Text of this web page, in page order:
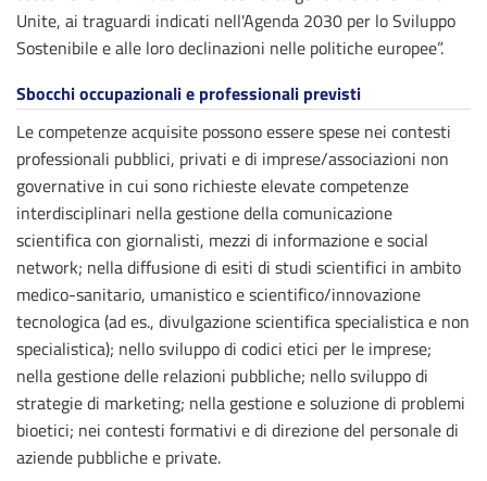
Unite, ai traguardi indicati nell'Agenda 2030 per lo Sviluppo
Sostenibile e alle loro declinazioni nelle politiche europee”.
Sbocchi occupazionali e professionali previsti
Le competenze acquisite possono essere spese nei contesti
professionali pubblici, privati e di imprese/associazioni non
governative in cui sono richieste elevate competenze
interdisciplinari nella gestione della comunicazione
scientifica con giornalisti, mezzi di informazione e social
network; nella diffusione di esiti di studi scientifici in ambito
medico-sanitario, umanistico e scientifico/innovazione
tecnologica (ad es., divulgazione scientifica specialistica e non
specialistica); nello sviluppo di codici etici per le imprese;
nella gestione delle relazioni pubbliche; nello sviluppo di
strategie di marketing; nella gestione e soluzione di problemi
bioetici; nei contesti formativi e di direzione del personale di
aziende pubbliche e private.